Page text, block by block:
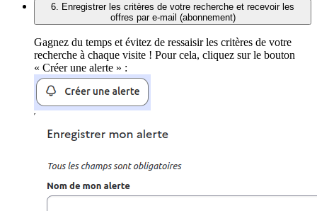
6. Enregistrer les critères de votre recherche et recevoir les
offres par e-mail (abonnement)
Gagnez du temps et évitez de ressaisir les critères de votre
recherche à chaque visite ! Pour cela, cliquez sur le bouton
« Créer une alerte » :